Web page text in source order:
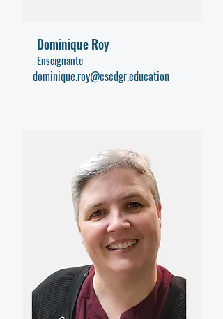
Dominique Roy
Enseignante
dominique.roy@cscdgr.education